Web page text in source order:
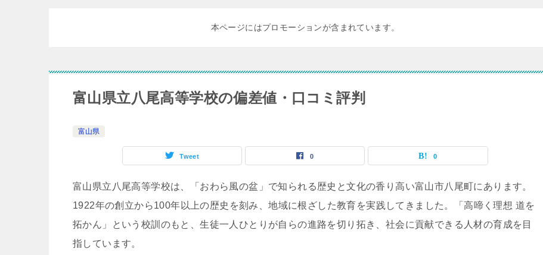
本ページにはプロモーションが含まれています。
富山県立八尾高等学校の偏差値・口コミ評判
富山県
Tweet 0 0
富山県立八尾高等学校は、「おわら風の盆」で知られる歴史と文化の香り高い富山市八尾町にあります。
1922年の創立から100年以上の歴史を刻み、地域に根ざした教育を実践してきました。「高啼く理想 道を
拓かん」という校訓のもと、生徒一人ひとりが自らの進路を切り拓き、社会に貢献できる人材の育成を目
指しています。